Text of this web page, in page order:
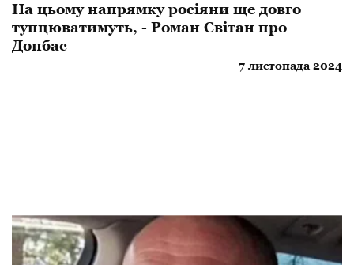
На цьому напрямку росіяни ще довго
тупцюватимуть, - Роман Світан про
Донбас
7 листопада 2024